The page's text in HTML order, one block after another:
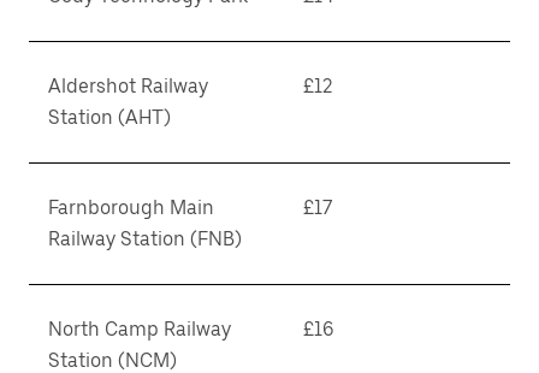
Aldershot Railway
Station (AHT)
£12
Farnborough Main
Railway Station (FNB)
£17
North Camp Railway
Station (NCM)
£16